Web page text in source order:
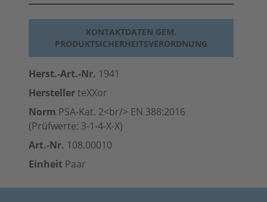
KONTAKTDATEN GEM.
PRODUKTSICHERHEITSVERORDNUNG
Herst.-Art.-Nr. 1941
HerstellerteXXor
Norm PSA-Kat. 2<br/> EN 388:2016
(Prüfwerte: 3-1-4-X-X)
Art.-Nr. 108.00010
Einheit Paar